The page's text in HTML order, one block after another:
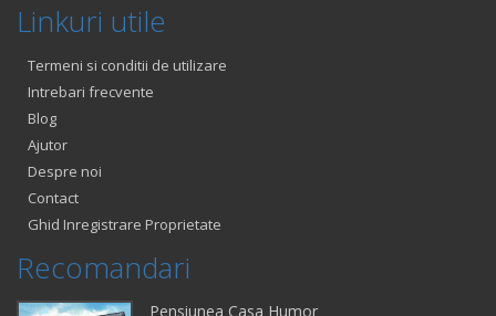
Linkuri utile
Termeni si conditii de utilizare
Intrebari frecvente
Blog
Ajutor
Despre noi
Contact
Ghid Inregistrare Proprietate
Recomandari
Pensiunea Casa Humor